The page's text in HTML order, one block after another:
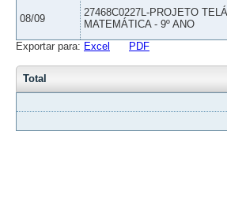
08/09
27468C0227L-PROJETO
MATEMÁTICA - 9º ANO
Exportar para: Excel PDF
Total